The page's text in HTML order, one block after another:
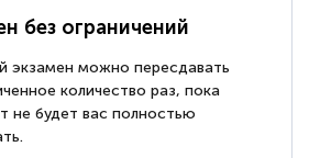
без ограничений
экзамен можно пересдавать
количество раз, пока
не будет вас полностью